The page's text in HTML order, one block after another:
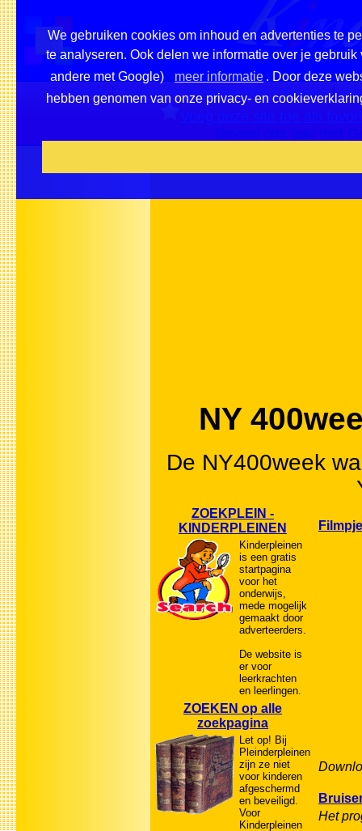
We gebruiken cookies om inhoud en advertenties te
te analyseren. Ook delen we informatie over je
andere met Google)
meer informatie . Door deze
hebben genomen van onze privacy- en
Home|Overzicht onderwerpen / pleinen|
NY
De NY400week
ZOEKPLEIN -
KINDERPLEINEN
Kinderpleinen
is een gratis
startpagina
voor het
onderwijs,
mede mogelijk
gemaakt door
adverteerders.
De website is
er voor
leerkrachten
en leerlingen.
ZOEKEN op alle
zoekpagina
Let op! Bij
Pleinderpleinen
zijn ze niet
voor kinderen
afgeschermd
en beveiligd.
Voor
Kinderpleinen
Het